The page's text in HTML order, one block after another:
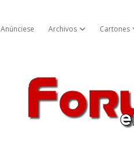
Anúnciese Archivos Abrir menúCartones
Forum
en